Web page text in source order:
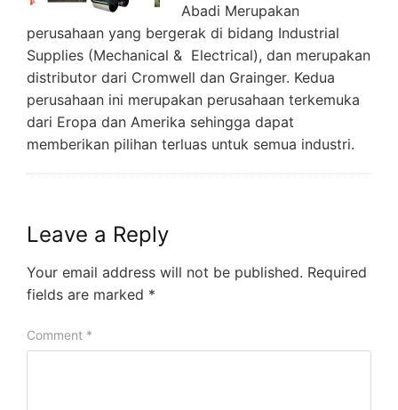
Abadi Merupakan
perusahaan yang bergerak di bidang Industrial
Supplies (Mechanical & Electrical), dan merupakan
distributor dari Cromwell dan Grainger. Kedua
perusahaan ini merupakan perusahaan terkemuka
dari Eropa dan Amerika sehingga dapat
memberikan pilihan terluas untuk semua industri.
Leave a Reply
Your email address will not be published. Required
fields are marked *
Comment *